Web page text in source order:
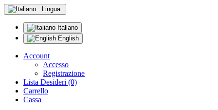
Lingua
Italiano
English
Account
Accesso
Registrazione
Lista Desideri (0)
Carrello
Cassa